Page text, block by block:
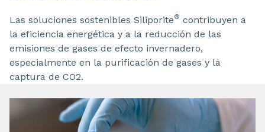
Las soluciones sostenibles Siliporite® contribuyen a
la eficiencia energética y a la reducción de las
emisiones de gases de efecto invernadero,
especialmente en la purificación de gases y la
captura de CO2.